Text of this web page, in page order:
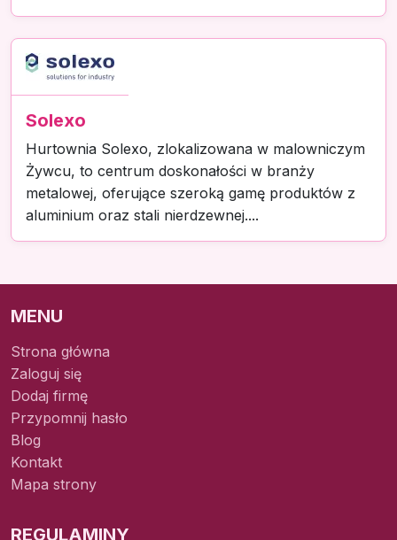
Solexo
Hurtownia Solexo, zlokalizowana w malowniczym
Żywcu, to centrum doskonałości w branży
metalowej, oferujące szeroką gamę produktów z
aluminium oraz stali nierdzewnej....
MENU
Strona główna
Zaloguj się
Dodaj firmę
Przypomnij hasło
Blog
Kontakt
Mapa strony
REGULAMINY